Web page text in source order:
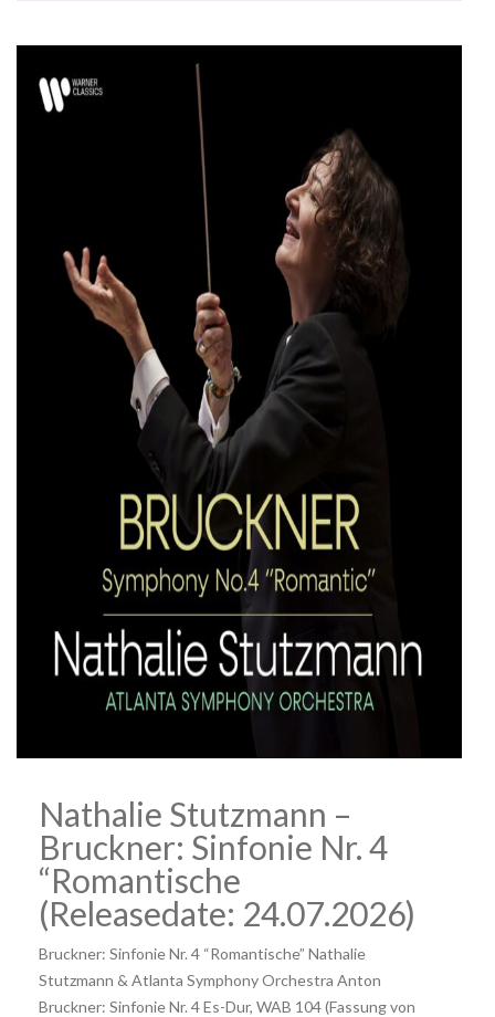
Nathalie Stutzmann –
Bruckner: Sinfonie Nr. 4
“Romantische
(Releasedate: 24.07.2026)
Bruckner: Sinfonie Nr. 4 “Romantische” Nathalie
Stutzmann & Atlanta Symphony Orchestra Anton
Bruckner: Sinfonie Nr. 4 Es-Dur, WAB 104 (Fassung von